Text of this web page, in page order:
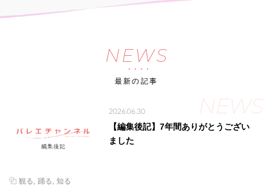
NEWS
最新の記事
NEWS
2026.06.30
【編集後記】7年間ありがとうござい
ました
観る 踊る 知る